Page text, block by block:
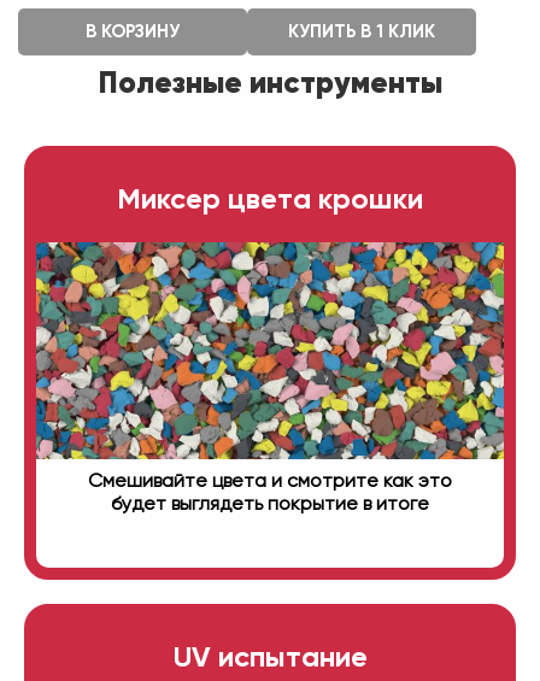
В КОРЗИНУ КУПИТЬ В 1 КЛИК
Полезные инструменты
Миксер цвета крошки
Смешивайте цвета и смотрите как это
будет выглядеть покрытие в итоге
UV испытание